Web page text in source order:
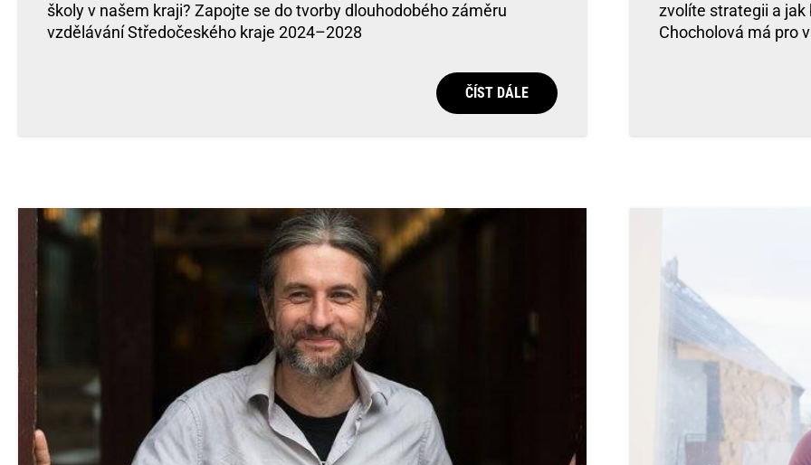
školy v našem kraji? Zapojte se do tvorby dlouhodobého záměru
vzdělávání Středočeského kraje 2024–2028
ČÍST DÁLE
zvolíte strategii a jak
Chocholová má pro